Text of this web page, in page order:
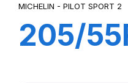
MICHELIN - PILOT SPORT 2
205/